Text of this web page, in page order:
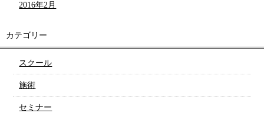
2016年2月
カテゴリー
スクール
施術
セミナー